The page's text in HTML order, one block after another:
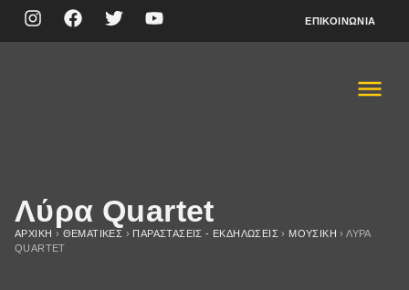
ΕΠΙΚΟΙΝΩΝΊΑ
Λύρα Quartet
ΑΡΧΙΚΉ › ΘΕΜΑΤΙΚΈΣ › ΠΑΡΑΣΤΆΣΕΙΣ - ΕΚΔΗΛΏΣΕΙΣ › ΜΟΥΣΙΚΉ ›ΛΎΡΑ
QUARTET